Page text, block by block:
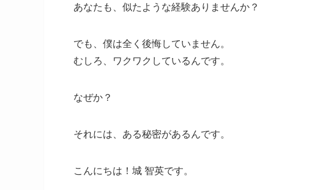
あなたも、似たような経験ありませんか？
でも、僕は全く後悔していません。
むしろ、ワクワクしているんです。
なぜか？
それには、ある秘密があるんです。
こんにちは！城 智英です。